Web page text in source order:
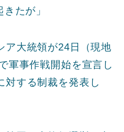
たが」
ア大統領が24日（現地
軍事作戦開始を宣言し
対する制裁を発表し